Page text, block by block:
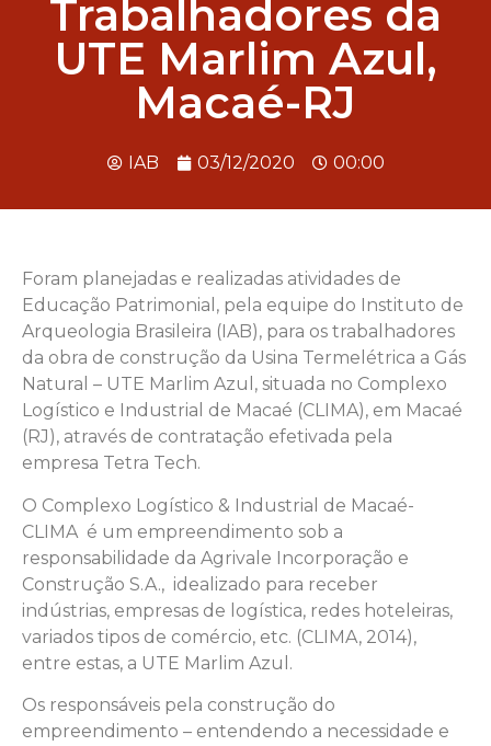
Trabalhadores da
UTE Marlim Azul,
Macaé-RJ
IAB 03/12/2020 00:00
Foram planejadas e realizadas atividades de
Educação Patrimonial, pela equipe do Instituto de
Arqueologia Brasileira (IAB), para os trabalhadores
da obra de construção da Usina Termelétrica a Gás
Natural – UTE Marlim Azul, situada no Complexo
Logístico e Industrial de Macaé (CLIMA), em Macaé
(RJ), através de contratação efetivada pela
empresa Tetra Tech.
O Complexo Logístico & Industrial de Macaé-
CLIMA é um empreendimento sob a
responsabilidade da Agrivale Incorporação e
Construção S.A., idealizado para receber
indústrias, empresas de logística, redes hoteleiras,
variados tipos de comércio, etc. (CLIMA, 2014),
entre estas, a UTE Marlim Azul.
Os responsáveis pela construção do
empreendimento – entendendo a necessidade e